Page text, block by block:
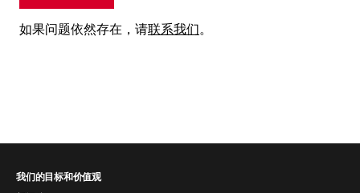
如果问题依然存在，请联系我们。
我们的目标和价值观